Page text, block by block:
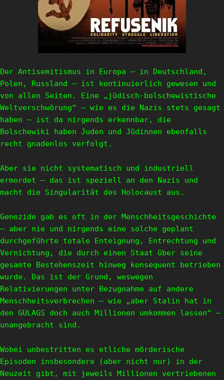
Der Antisemitismus in Europa – in Deutschland,
Polen, Russland – ist kontinuierlich gewesen und
von allen Seiten. Eine „jüdisch-bolschewistische
Weltverschwörung“ – wie es die Nazis stets gesagt
haben – ist da nirgends erkennbar, die
Bolschewiki haben Juden und Jüdinnen ebenfalls
recht gnadenlos verfolgt.
Aber sie nicht systematisch und industriell
ermordet – das ist speziell an den Nazis und
macht die Singularität des Holocaust aus.
Genozide gab es oft in der Menschheitsgeschichte
– aber nie und nirgends eine solche geplant
durchgeführte totale Enteignung, Entrechtung und
Vernichtung, die durch einen Staat über seine
gesamte Bestehenszeit hinweg konsequent betrieben
wurde. Das ist der Grund, weswegen
Relativierungen unter Bezugnahme auf andere
Menschheitsverbrechen – wie „aber Stalin hat in
den GULAGS doch auch Millionen umkommen lassen“ –
unangebracht sind.
Wobei unbestritten es etliche mörderische
Episoden insbesondere (aber nicht nur) in der
Neuzeit gibt, mit jeweils Millionen vertriebenen